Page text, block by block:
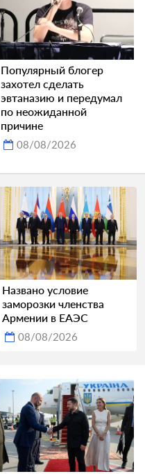
Популярный блогер
захотел сделать
эвтаназию и передумал
по неожиданной
причине
08/08/2026
Названо условие
заморозки членства
Армении в ЕАЭС
08/08/2026